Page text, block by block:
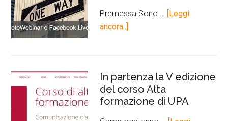
Premessa Sono … [Leggi
ancora..]
In partenza la V edizione
del corso Alta
formazione di UPA